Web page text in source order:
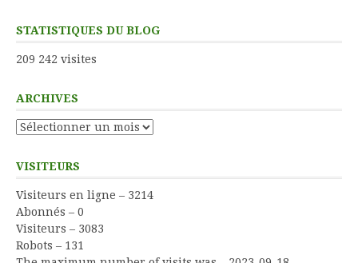
STATISTIQUES DU BLOG
209 242 visites
ARCHIVES
Archives
VISITEURS
Visiteurs en ligne – 3214
Abonnés – 0
Visiteurs – 3083
Robots – 131